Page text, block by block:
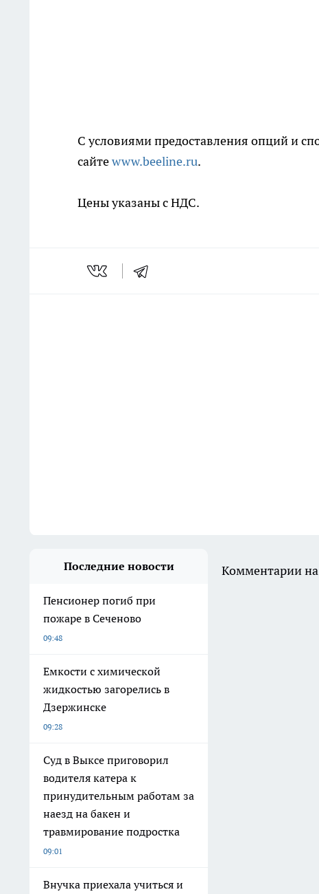
С условиями предоставления опций и
сайтеwww.beeline.ru.
Цены указаны с НДС.
Последние новости
Пенсионер погиб при
пожаре в Сеченово
09:48
Емкости с химической
жидкостью загорелись в
Дзержинске
09:28
Суд в Выксе приговорил
водителя катера к
принудительным работам за
наезд на бакен и
травмирование подростка
09:01
Внучка приехала учиться и
Комментарии